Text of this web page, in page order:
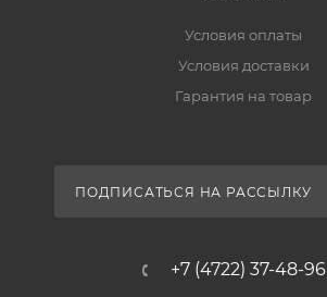
Условия оплаты
Условия доставки
Гарантия на товар
ПОДПИСАТЬСЯ НА РАССЫЛКУ
+7 (4722) 37-48-96